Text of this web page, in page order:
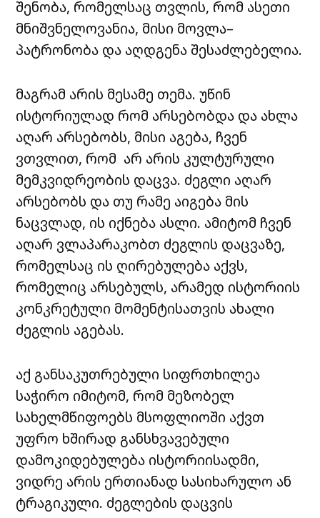
შენობა, რომელსაც თვლის, რომ ასეთი
მნიშვნელოვანია, მისი მოვლა–
პატრონობა და აღდგენა შესაძლებელია.
მაგრამ არის მესამე თემა. უწინ
ისტორიულად რომ არსებობდა და ახლა
აღარ არსებობს, მისი აგება, ჩვენ
ვთვლით, რომ არ არის კულტურული
მემკვიდრეობის დაცვა. ძეგლი აღარ
არსებობს და თუ რამე აიგება მის
ნაცვლად, ის იქნება ასლი. ამიტომ ჩვენ
აღარ ვლაპარაკობთ ძეგლის დაცვაზე,
რომელსაც ის ღირებულება აქვს,
რომელიც არსებულს, არამედ ისტორიის
კონკრეტული მომენტისათვის ახალი
ძეგლის აგებას.
აქ განსაკუთრებული სიფრთხილეა
საჭირო იმიტომ, რომ მეზობელ
სახელმწიფოებს მსოფლიოში აქვთ
უფრო ხშირად განსხვავებული
დამოკიდებულება ისტორიისადმი,
ვიდრე არის ერთიანად სასიხარულო ან
ტრაგიკული. ძეგლების დაცვის